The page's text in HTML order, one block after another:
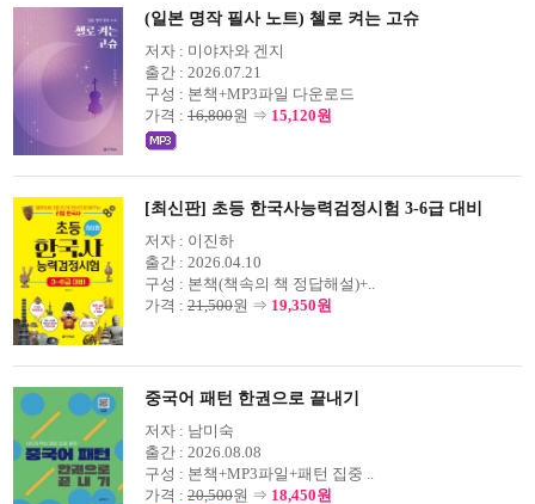
(일본 명작 필사 노트) 첼로 켜는 고슈
저자 : 미야자와 겐지
출간 : 2026.07.21
구성 : 본책+MP3파일 다운로드
가격 : 16,800원 ⇒ 15,120원
[최신판] 초등 한국사능력검정시험 3-6급 대비
저자 : 이진하
출간 : 2026.04.10
구성 : 본책(책속의 책 정답해설)+..
가격 : 21,500원 ⇒ 19,350원
중국어 패턴 한권으로 끝내기
저자 : 남미숙
출간 : 2026.08.08
구성 : 본책+MP3파일+패턴 집중 ..
가격 : 20,500원 ⇒ 18,450원